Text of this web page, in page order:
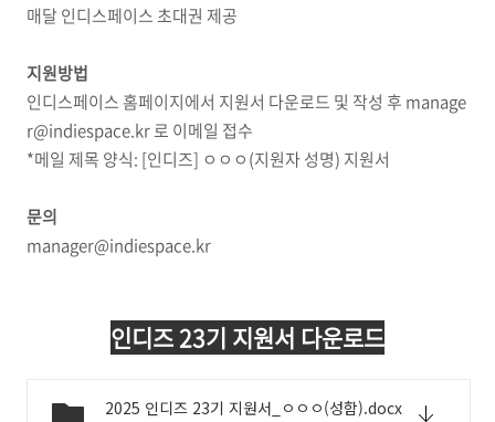
매달 인디스페이스 초대권 제공
지원방법
인디스페이스 홈페이지에서 지원서 다운로드 및 작성 후 manage
r@indiespace.kr 로 이메일 접수
*메일 제목 양식: [인디즈] ㅇㅇㅇ(지원자 성명) 지원서
문의
manager@indiespace.kr
인디즈 23기 지원서 다운로드
2025 인디즈 23기 지원서_ㅇㅇㅇ(성함).docx